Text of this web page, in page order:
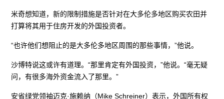
米奇想知道，新的限制措施是否针对在大多伦多地区购买农田并
打算将其用于住房开发的外国投资者。
“也许他们想阻止的是大多伦多地区周围的那些事情，”他说。
沙博特说这或许有道理。“那里肯定有外国投资，”他说。“毫无疑
问，有很多海外资金流入了那里。”
安省绿党领袖迈克·施赖纳（Mike Schreiner）表示，外国所有权